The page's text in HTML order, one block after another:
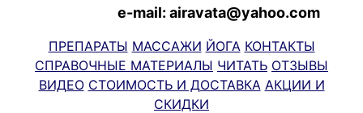
e-mail: airavata@yahoo.com
ПРЕПАРАТЫ МАССАЖИ ЙОГА КОНТАКТЫ
СПРАВОЧНЫЕ МАТЕРИАЛЫ ЧИТАТЬ ОТЗЫВЫ
ВИДЕО СТОИМОСТЬ И ДОСТАВКА АКЦИИ И
СКИДКИ